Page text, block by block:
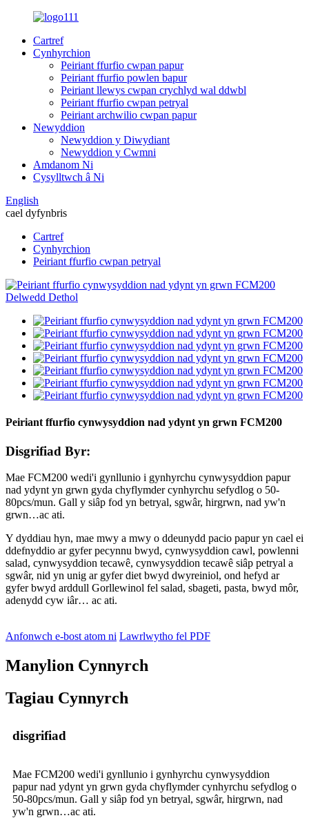
Cartref
Cynhyrchion
Peiriant ffurfio cwpan papur
Peiriant ffurfio powlen bapur
Peiriant llewys cwpan crychlyd wal ddwbl
Peiriant ffurfio cwpan petryal
Peiriant archwilio cwpan papur
Newyddion
Newyddion y Diwydiant
Newyddion y Cwmni
Amdanom Ni
Cysylltwch â Ni
English
cael dyfynbris
Cartref
Cynhyrchion
Peiriant ffurfio cwpan petryal
Peiriant ffurfio cynwysyddion nad ydynt yn grwn FCM200
Disgrifiad Byr:
Mae FCM200 wedi'i gynllunio i gynhyrchu cynwysyddion papur
nad ydynt yn grwn gyda chyflymder cynhyrchu sefydlog o 50-
80pcs/mun. Gall y siâp fod yn betryal, sgwâr, hirgrwn, nad yw'n
grwn…ac ati.
Y dyddiau hyn, mae mwy a mwy o ddeunydd pacio papur yn cael ei
ddefnyddio ar gyfer pecynnu bwyd, cynwysyddion cawl, powlenni
salad, cynwysyddion tecawê, cynwysyddion tecawê siâp petryal a
sgwâr, nid yn unig ar gyfer diet bwyd dwyreiniol, ond hefyd ar
gyfer bwyd arddull Gorllewinol fel salad, sbageti, pasta, bwyd môr,
adenydd cyw iâr… ac ati.
Anfonwch e-bost atom ni Lawrlwytho fel PDF
Manylion Cynnyrch
Tagiau Cynnyrch
disgrifiad
Mae FCM200 wedi'i gynllunio i gynhyrchu cynwysyddion
papur nad ydynt yn grwn gyda chyflymder cynhyrchu sefydlog o
50-80pcs/mun. Gall y siâp fod yn betryal, sgwâr, hirgrwn, nad
yw'n grwn…ac ati.